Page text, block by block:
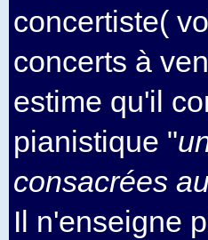
concertiste(
concerts à
estime qu'il
pianistique "
consacrées
Il n'enseigne